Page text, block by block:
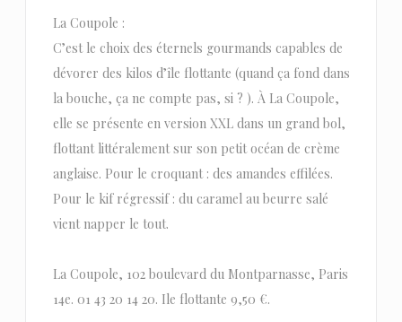
La Coupole :
C’est le choix des éternels gourmands capables de
dévorer des kilos d’île flottante (quand ça fond dans
la bouche, ça ne compte pas, si ? ). À La Coupole,
elle se présente en version XXL dans un grand bol,
flottant littéralement sur son petit océan de crème
anglaise. Pour le croquant : des amandes effilées.
Pour le kif régressif : du caramel au beurre salé
vient napper le tout.
La Coupole, 102 boulevard du Montparnasse, Paris
14e. 01 43 20 14 20. Ile flottante 9,50 €.